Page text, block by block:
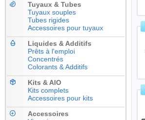
Tuyaux & Tubes
Tuyaux souples
Tubes rigides
Accessoires pour tuyaux
Liquides & Additifs
Prêts à l'emploi
Concentrés
Colorants & Additifs
Kits & AIO
Kits complets
Accessoires pour kits
Accessoires